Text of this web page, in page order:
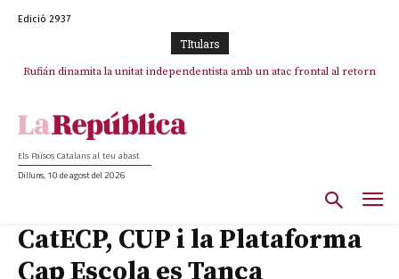
Edició 2937
TItulars
Rufián dinamita la unitat independentista amb un atac frontal al retorn
Els Països Catalans al teu abast
Dilluns, 10 de agost del 2026
CatECP, CUP i la Plataforma
Cap Escola es Tanca